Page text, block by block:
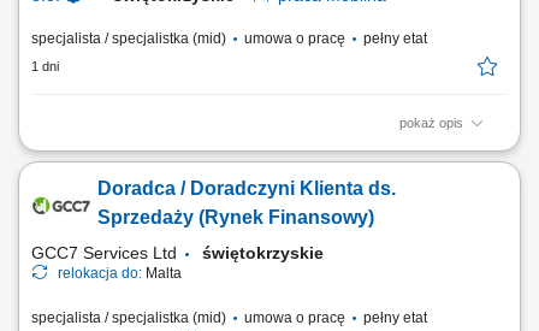
specjalista / specjalistka (mid) umowa o pracę pełny etat
1 dni
pokaż opis
Opis stanowiska: Aktywne pozyskiwanie klientów instytucjonalnych i
Prowadzenie prezentacji rozwiązań edukacyjnych, asortymentu
rozwojowego oraz nowoczesnych elektroniki i wyposażenia dla
Doradca / Doradczyni Klienta ds.
Sprzedaży (Rynek Finansowy)
GCC7 Services Ltd świętokrzyskie
relokacja do: Malta
specjalista / specjalistka (mid) umowa o pracę
pełny etat